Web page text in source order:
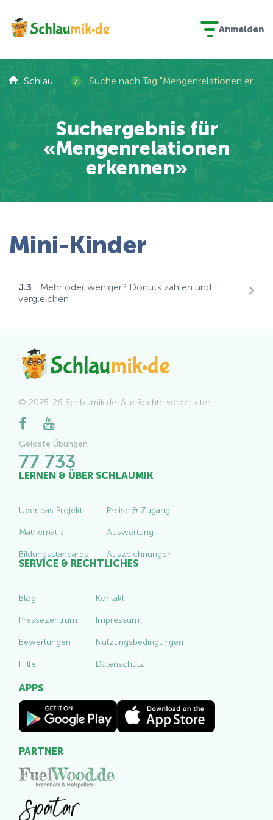
Anmelden
Schlaumik › Suche nach Tag "Mengenrelationen erkennen"
Suchergebnis für
«Mengenrelationen
erkennen»
Mini-Kinder
J.3
Mehr oder weniger? Donuts zählen und
vergleichen
© 2025-26 Schlaumik.de. Alle Rechte vorbehalten.
Gelöste Übungen
77 733
LERNEN & ÜBER SCHLAUMIK
Über das Projekt
Mathematik
Bildungsstandards
Preise & Zugang
Auswertung
Auszeichnungen
SERVICE & RECHTLICHES
Blog
Pressezentrum
Bewertungen
Hilfe
Kontakt
Impressum
Nutzungsbedingungen
Datenschutz
APPS
PARTNER